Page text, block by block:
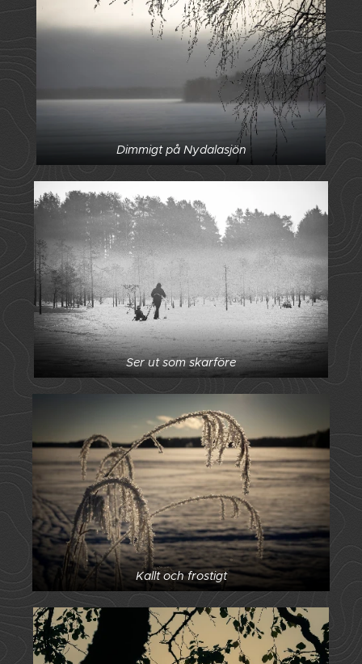
Dimmigt på Nydalasjön
Ser ut som skarföre
Kallt och frostigt